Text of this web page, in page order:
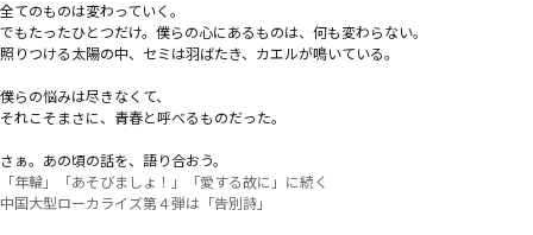
全てのものは変わっていく。
でもたったひとつだけ。僕らの心にあるものは、何も変わらない。
照りつける太陽の中、セミは羽ばたき、カエルが鳴いている。
僕らの悩みは尽きなくて、
それこそまさに、青春と呼べるものだった。
さぁ。あの頃の話を、語り合おう。
「年輪」「あそびましょ！」「愛する故に」に続く
中国大型ローカライズ第４弾は「告別詩」